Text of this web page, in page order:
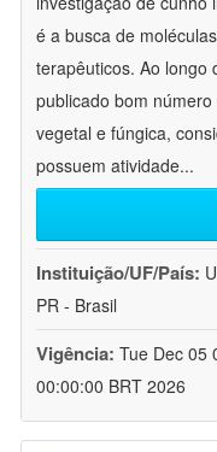
é a busca de
terapêuticos. Ao longo
publicado bom
vegetal e fúngica,
possuem atividade...
Instituição/UF/País:
PR - Brasil
Vigência: Tue Dec 05
00:00:00 BRT 2026